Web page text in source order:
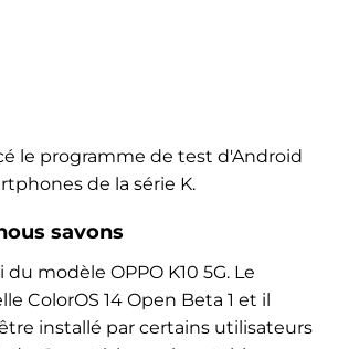
le programme de test d'Android
de la série K.
savons
modèle OPPO K10 5G. Le
ColorOS 14 Open Beta 1 et il
installé par certains utilisateurs